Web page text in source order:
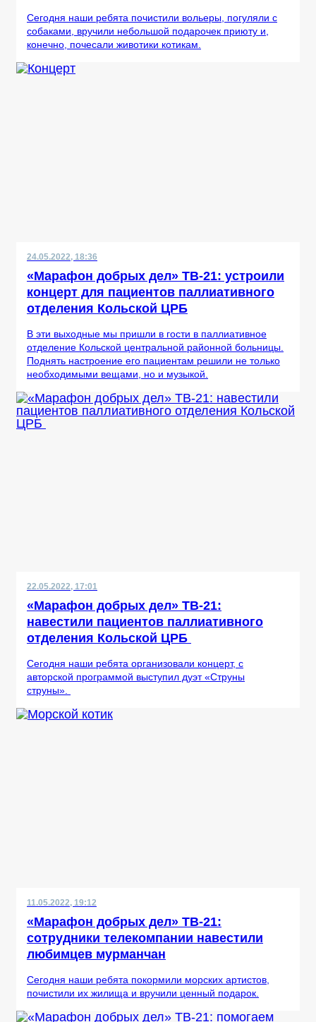
Сегодня наши ребята почистили вольеры, погуляли с
собаками, вручили небольшой подарочек приюту и,
конечно, почесали животики котикам.
24.05.2022, 18:36
«Марафон добрых дел» ТВ-21: устроили
концерт для пациентов паллиативного
отделения Кольской ЦРБ
В эти выходные мы пришли в гости в паллиативное
отделение Кольской центральной районной больницы.
Поднять настроение его пациентам решили не только
необходимыми вещами, но и музыкой.
22.05.2022, 17:01
«Марафон добрых дел» ТВ-21:
навестили пациентов паллиативного
отделения Кольской ЦРБ
Сегодня наши ребята организовали концерт, с
авторской программой выступил дуэт «Струны
струны».
11.05.2022, 19:12
«Марафон добрых дел» ТВ-21:
сотрудники телекомпании навестили
любимцев мурманчан
Сегодня наши ребята покормили морских артистов,
почистили их жилища и вручили ценный подарок.